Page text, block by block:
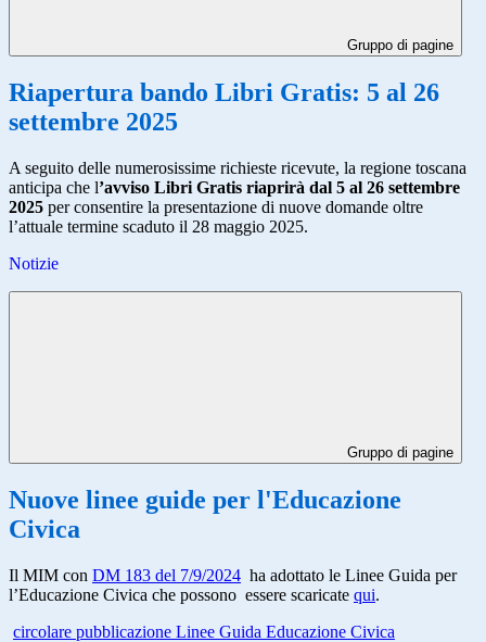
Gruppo di pagine
Riapertura bando Libri Gratis: 5 al 26
settembre 2025
A seguito delle numerosissime richieste ricevute, la regione toscana
anticipa che l’avviso Libri Gratis riaprirà dal 5 al 26 settembre
2025 per consentire la presentazione di nuove domande oltre
l’attuale termine scaduto il 28 maggio 2025.
Notizie
Gruppo di pagine
Nuove linee guide per l'Educazione
Civica
Il MIM con DM 183 del 7/9/2024 ha adottato le Linee Guida per
l’Educazione Civica che possono essere scaricate qui.
circolare pubblicazione Linee Guida Educazione Civica